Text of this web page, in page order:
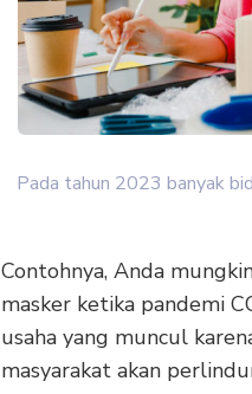
Pada tahun 2023 banyak
Contohnya, Anda
masker ketika pandemi
usaha yang muncul
masyarakat akan